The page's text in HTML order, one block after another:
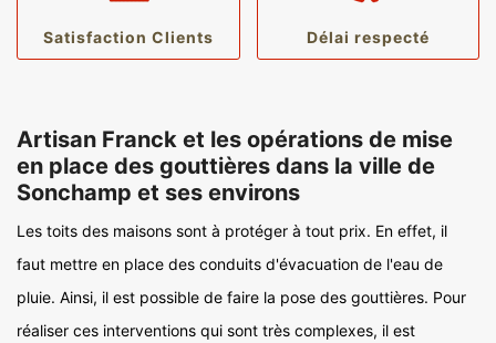
Satisfaction Clients Délai respecté
Artisan Franck et les opérations de mise
en place des gouttières dans la ville de
Sonchamp et ses environs
Les toits des maisons sont à protéger à tout prix. En effet, il
faut mettre en place des conduits d'évacuation de l'eau de
pluie. Ainsi, il est possible de faire la pose des gouttières. Pour
réaliser ces interventions qui sont très complexes, il est